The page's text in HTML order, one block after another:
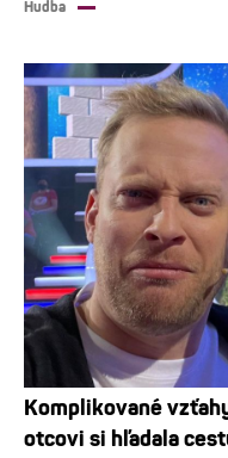
Hudba
Komplikované
otcovi si hľadala